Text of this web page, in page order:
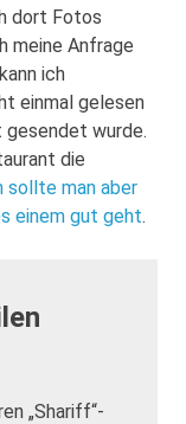
dort Fotos
meine Anfrage
ich
einmal gelesen
gesendet wurde.
die
sollte man aber
einem gut geht.
„Shariff“-